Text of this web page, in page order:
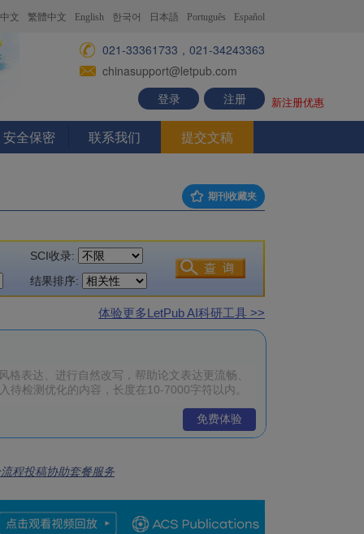
中文 繁體中文 English 한국어 日本語 Português Español
021-33361733，021-34243363
chinasupport@letpub.com
登录
注册 新注册优惠
安全保密 联系我们 提交文稿
期刊收藏夹
SCI收录:
结果排序:
体验更多LetPub AI科研工具 >>
免费体验
程投稿协助套餐服务